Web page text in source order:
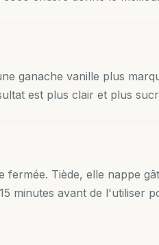
ganache vanille plus
est plus clair et plus
Tiède, elle nappe
minutes avant de l'utiliser